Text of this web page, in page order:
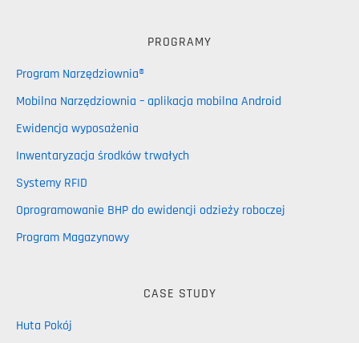
PROGRAMY
Program Narzędziownia®
Mobilna Narzędziownia – aplikacja mobilna Android
Ewidencja wyposażenia
Inwentaryzacja środków trwałych
Systemy RFID
Oprogramowanie BHP do ewidencji odzieży roboczej
Program Magazynowy
CASE STUDY
Huta Pokój